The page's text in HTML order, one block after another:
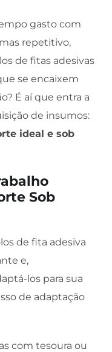
gasto com
repetitivo,
de fitas adesivas
se encaixem
É aí que entra a
de insumos:
ideal e sob
Sob
de fita adesiva
e,
los para sua
de adaptação
com tesoura ou